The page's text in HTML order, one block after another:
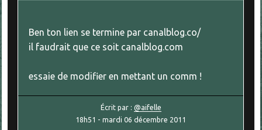
Ben ton lien se termine par canalblog.co/
il faudrait que ce soit canalblog.com
essaie de modifier en mettant un comm !
Écrit par : @aifelle
18h51 -mardi 06 décembre 2011